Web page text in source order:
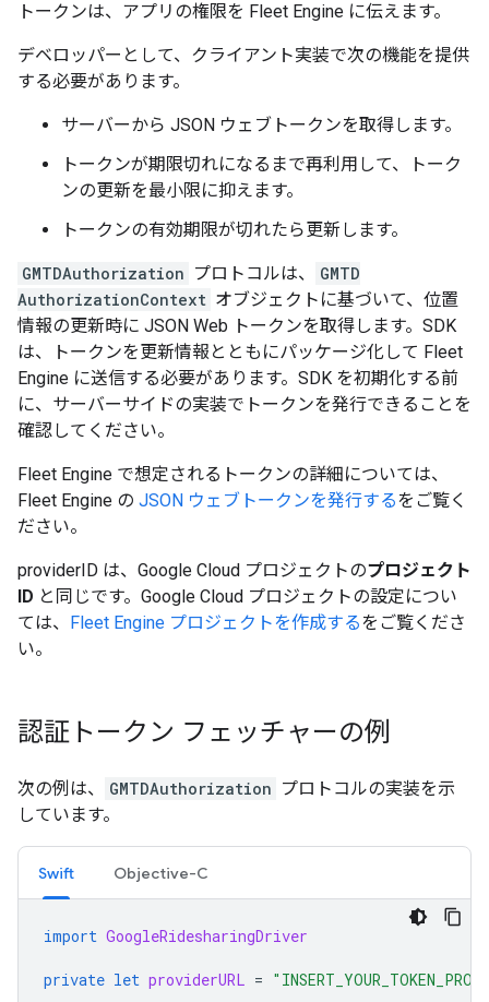
トークンは、アプリの権限を Fleet Engine に伝えます。
デベロッパーとして、クライアント実装で次の機能を提供
する必要があります。
サーバーから JSON ウェブトークンを取得します。
トークンが期限切れになるまで再利用して、トーク
ンの更新を最小限に抑えます。
トークンの有効期限が切れたら更新します。
GMTDAuthorization プロトコルは、
GMTD
AuthorizationContext オブジェクトに基づいて、位置
情報の更新時に JSON Web トークンを取得します。SDK
は、トークンを更新情報とともにパッケージ化して Fleet
Engine に送信する必要があります。SDK を初期化する前
に、サーバーサイドの実装でトークンを発行できることを
確認してください。
Fleet Engine で想定されるトークンの詳細については、
Fleet Engine の JSON ウェブトークンを発行するをご覧く
ださい。
providerID は、Google Cloud プロジェクトのプロジェクト
ID と同じです。Google Cloud プロジェクトの設定につい
ては、 Fleet Engine プロジェクトを作成するをご覧くださ
い。
認証トークン フェッチャーの例
次の例は、 GMTDAuthorization プロトコルの実装を示
しています。
Swift Objective-C
import GoogleRidesharingDriver
private let providerURL =